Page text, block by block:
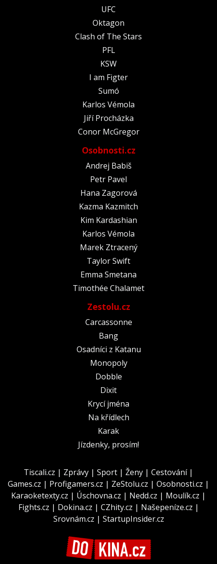
UFC
Oktagon
Clash of The Stars
PFL
KSW
I am Figter
Sumó
Karlos Vémola
Jiří Procházka
Conor McGregor
Osobnosti.cz
Andrej Babiš
Petr Pavel
Hana Zagorová
Kazma Kazmitch
Kim Kardashian
Karlos Vémola
Marek Ztracený
Taylor Swift
Emma Smetana
Timothée Chalamet
Zestolu.cz
Carcassonne
Bang
Osadníci z Katanu
Monopoly
Dobble
Dixit
Krycí jména
Na křídlech
Karak
Jízdenky, prosím!
Tiscali.cz | Zprávy | Sport | Ženy | Cestování|
Games.cz | Profigamers.cz | ZeStolu.cz | Osobnosti.cz |
Karaoketexty.cz | Úschovna.cz | Nedd.cz | Moulík.cz |
Fights.cz | Dokina.cz | CZhity.cz | Našepeníze.cz |
Srovnám.cz | StartupInsider.cz